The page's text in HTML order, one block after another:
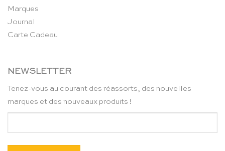
Marques
Journal
Carte Cadeau
NEWSLETTER
Tenez-vous au courant des réassorts, des nouvelles
marques et des nouveaux produits !